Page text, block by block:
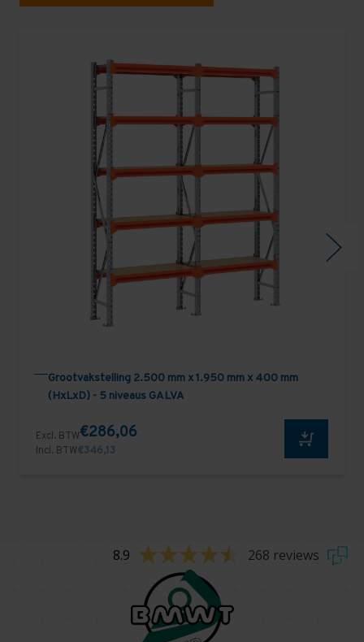
Grootvakstelling 2.500 mm x 1.950 mm x 400 mm
(HxLxD) - 5 niveaus GALVA
Excl. BTW€286,06
Incl. BTW€346,13
8.9 268 reviews